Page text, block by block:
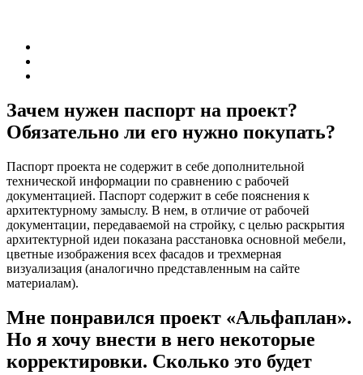
Зачем нужен паспорт на проект?
Обязательно ли его нужно покупать?
Паспорт проекта не содержит в себе дополнительной
технической информации по сравнению с рабочей
документацией. Паспорт содержит в себе пояснения к
архитектурному замыслу. В нем, в отличие от рабочей
документации, передаваемой на стройку, с целью раскрытия
архитектурной идеи показана расстановка основной мебели,
цветные изображения всех фасадов и трехмерная
визуализация (аналогично представленным на сайте
материалам).
Мне понравился проект «Альфаплан».
Но я хочу внести в него некоторые
корректировки. Сколько это будет